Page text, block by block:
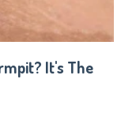
It's The